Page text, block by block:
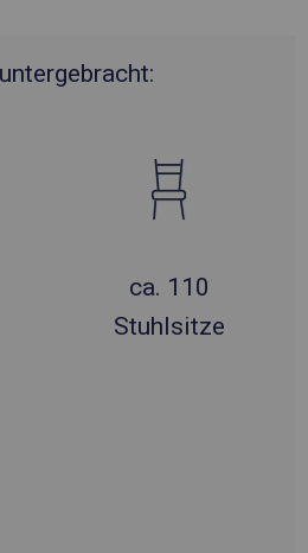
ca. 110
Stuhlsitze